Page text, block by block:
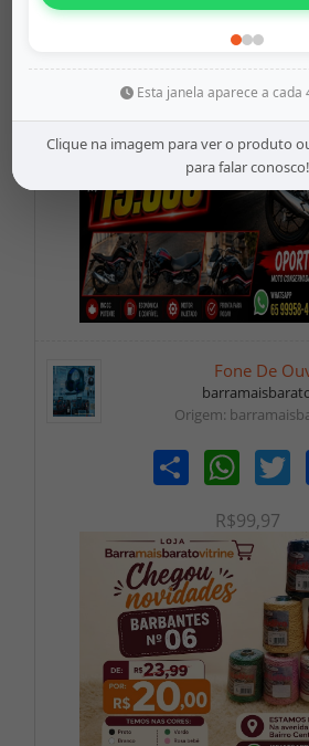
Esta janela aparece a cada
Clique na imagem para ver o produto
para falar conosco!
Share WhatsApp
Fone De
Origem:
Share WhatsApp
R$99,97